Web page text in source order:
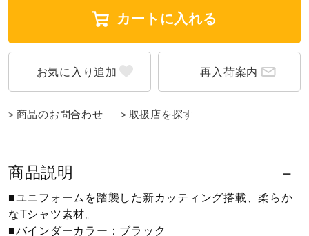
インナー
サポーター
カートに入れる
再入荷案内
商品のお問合わせ 取扱店を探す
商品説明
■ユニフォームを踏襲した新カッティング搭載、柔らか
なTシャツ素材。
■バインダーカラー：ブラック